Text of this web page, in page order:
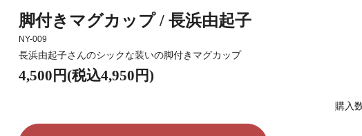
脚付きマグカップ / 長浜由起子
NY-009
長浜由起子さんのシックな装いの脚付きマグカップ
4,500円(税込4,950円)
購入